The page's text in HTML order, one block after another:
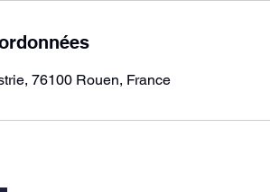
76100 Rouen, France